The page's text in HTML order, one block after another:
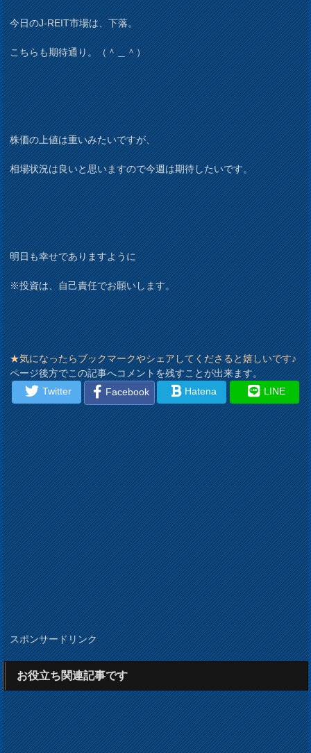
今日のJ-REIT市場は、下落。
こちらも期待通り。（＾＿＾）
株価の上値は重いみたいですが、
相場状況は良いと思いますので今週は期待したいです。
明日も幸せでありますように
※投資は、自己責任でお願いします。
★気になったらブックマークやシェアしてくださると嬉しいです♪
ページ後方でこの記事へコメントを残すことが出来ます。
Twitter
Facebook Hatena LINE
スポンサードリンク
お役立ち関連記事です